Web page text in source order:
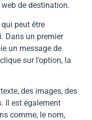
de destination.
peut être
Dans un premier
un message de
sur l’option, la
des images, des
Il est également
comme, le nom,